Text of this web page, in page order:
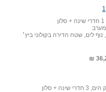
מערב
+ סלון